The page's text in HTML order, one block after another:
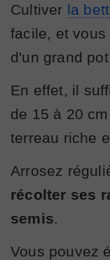
Cultiver la
facile, et vous
d'un grand
En effet, il
de 15 à 20
terreau riche
Arrosez
récolter ses
semis
Vous pouvez